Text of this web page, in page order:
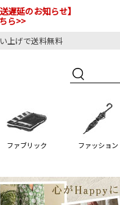
遅延のお知らせ】
ら>>
上げで送料無料
ファブリック ファッション